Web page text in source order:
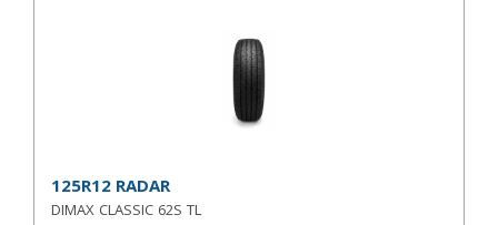
125R12 RADAR
DIMAX CLASSIC 62S TL